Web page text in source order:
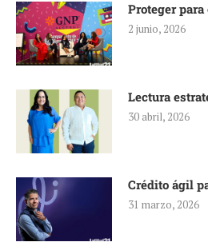
Proteger para
2 junio, 2026
Lectura
30 abril, 2026
Crédito ágil
31 marzo, 2026